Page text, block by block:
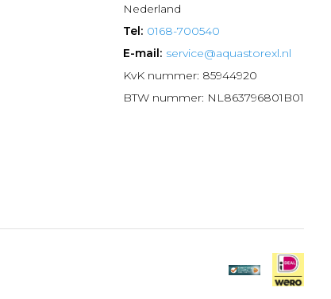
Nederland
Tel: 0168-700540
E-mail: service@aquastorexl.nl
KvK nummer: 85944920
BTW nummer: NL863796801B01